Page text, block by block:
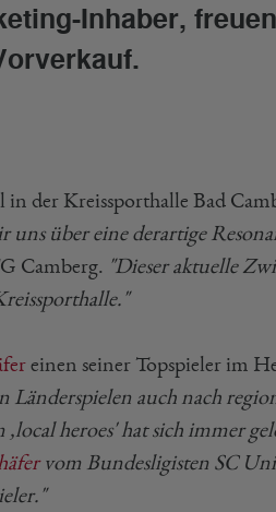
Inhaber,
der Kreissporthalle Bad
über eine derartige
Camberg. "Dieser aktuelle
einen seiner Topspieler im
Länderspielen auch nach
heroes' hat sich immer
vom Bundesligisten SC